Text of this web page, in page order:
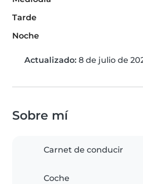
Tarde
Noche
Actualizado: 8 de julio de
Sobre mí
Carnet de conducir
Coche